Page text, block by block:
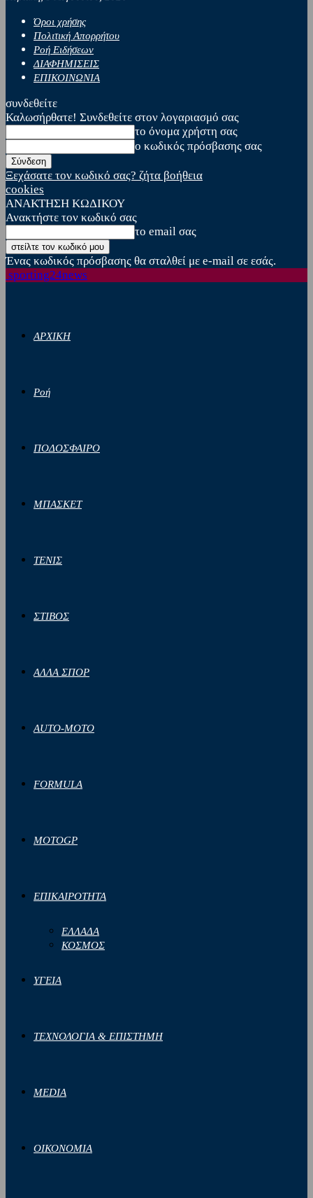
Όροι χρήσης
Πολιτική Απορρήτου
Ροή Ειδήσεων
ΔΙΑΦΗΜΙΣΕΙΣ
ΕΠΙΚΟΙΝΩΝΙΑ
συνδεθείτε
Καλωσήρθατε! Συνδεθείτε στον λογαριασμό σας
το όνομα χρήστη σας
ο κωδικός πρόσβασης σας
Ξεχάσατε τον κωδικό σας? ζήτα βοήθεια
cookies
ΑΝΑΚΤΗΣΗ ΚΩΔΙΚΟΥ
Ανακτήστε τον κωδικό σας
το email σας
Ένας κωδικός πρόσβασης θα σταλθεί με e-mail σε εσάς.
sporting24news
ΑΡΧΙΚΗ
Ροή
ΠΟΔΟΣΦΑΙΡΟ
ΜΠΑΣΚΕΤ
ΤΕΝΙΣ
ΣΤΙΒΟΣ
ΑΛΛΑ ΣΠΟΡ
AUTO-MOTO
FORMULA
MOTOGP
ΕΠΙΚΑΙΡΟΤΗΤΑ
ΕΛΛΑΔΑ
ΚΟΣΜΟΣ
ΥΓΕΙΑ
ΤΕΧΝΟΛΟΓΙΑ & ΕΠΙΣΤΗΜΗ
MEDIA
ΟΙΚΟΝΟΜΙΑ